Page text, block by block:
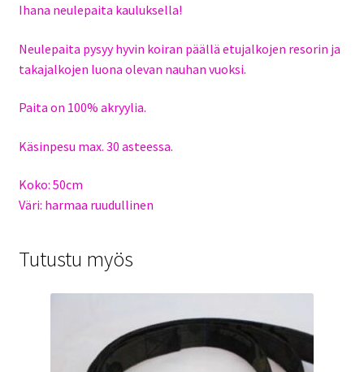
Ihana neulepaita kauluksella!
Neulepaita pysyy hyvin koiran päällä etujalkojen resorin ja
takajalkojen luona olevan nauhan vuoksi.
Paita on 100% akryylia.
Käsinpesu max. 30 asteessa.
Koko: 50cm
Väri: harmaa ruudullinen
Tutustu myös